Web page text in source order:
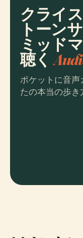
クライ
トーン
ミッド
聴く
ポケットに音
たの本当の歩き